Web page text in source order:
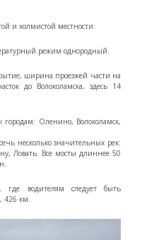
и холмистой местности.
режим однородный.
ширина проезжей части на
до Волоколамска, здесь 14
Оленино, Волоколамск,
несколько значительных рек:
Ловать. Все мосты длиннее 50
где водителям следует быть
426 км.